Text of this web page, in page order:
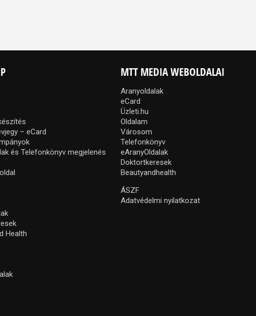
– eCard
és Telefonkönyv megjelenés
Health
MTT MEDIA WEBOLDALAI
Aranyoldalak
eCard
Üzleti.hu
Oldalam
Városom
Telefonkönyv
eAranyOldalak
Doktortkeresek
Beautyandhealth
ÁSZF
Adatvédelmi nyilatkozat